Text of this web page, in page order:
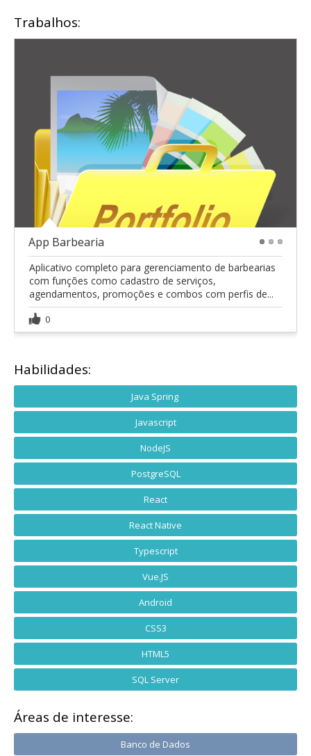
Trabalhos:
App Barbearia
Aplicativo completo para gerenciamento de barbearias
com funções como cadastro de serviços,
agendamentos, promoções e combos com perfis de...
0
Habilidades:
Java Spring
Javascript
NodeJS
PostgreSQL
React
React Native
Typescript
Vue.JS
Android
CSS3
HTML5
SQL Server
Áreas de interesse:
Banco de Dados